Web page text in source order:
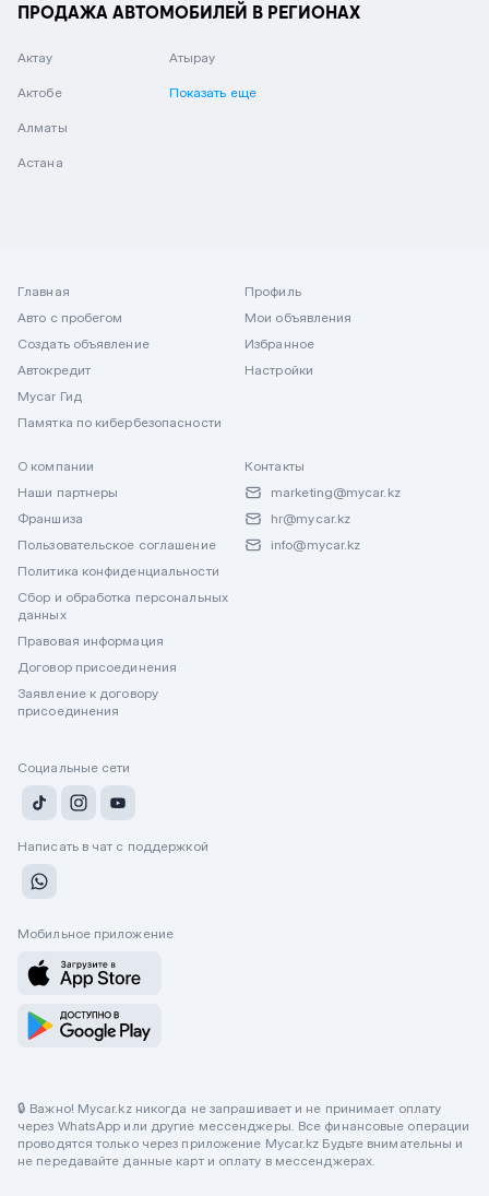
ПРОДАЖА АВТОМОБИЛЕЙ В РЕГИОНАХ
Актау
Актобе
Алматы
Астана
Атырау
Показать еще
Главная
Авто с пробегом
Создать объявление
Автокредит
Mycar Гид
Памятка по кибербезопасности
Профиль
Мои объявления
Избранное
Настройки
О компании
Наши партнеры
Франшиза
Пользовательское соглашение
Политика конфиденциальности
Сбор и обработка персональных
данных
Правовая информация
Договор присоединения
Заявление к договору
присоединения
Контакты
marketing@mycar.kz
hr@mycar.kz
info@mycar.kz
Социальные сети
Написать в чат с поддержкой
Мобильное приложение
🔒 Важно! Mycar.kz никогда не запрашивает и не принимает оплату
через WhatsApp или другие мессенджеры. Все финансовые операции
проводятся только через приложение Mycar.kz Будьте внимательны и
не передавайте данные карт и оплату в мессенджерах.